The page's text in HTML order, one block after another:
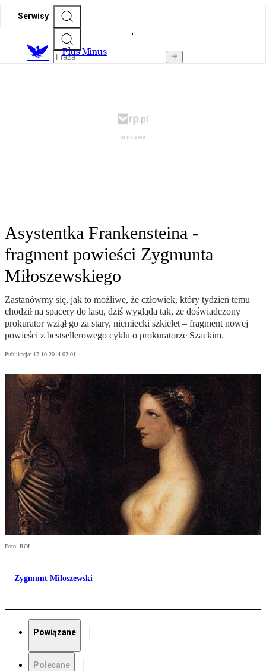
Serwisy
Plus Minus
Asystentka Frankensteina -
fragment powieści Zygmunta
Miłoszewskiego
Zastanówmy się, jak to możliwe, że człowiek, który tydzień temu
chodził na spacery do lasu, dziś wygląda tak, że doświadczony
prokurator wziął go za stary, niemiecki szkielet – fragment nowej
powieści z bestsellerowego cyklu o prokuratorze Szackim.
Publikacja: 17.10.2014 02:01
Foto: ROL
Zygmunt Miłoszewski
Powiązane
Polecane